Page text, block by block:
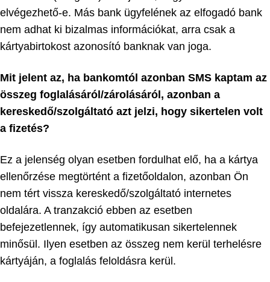
elvégezhető-e. Más bank ügyfelének az elfogadó bank
nem adhat ki bizalmas információkat, arra csak a
kártyabirtokost azonosító banknak van joga.
Mit jelent az, ha bankomtól azonban SMS kaptam az
összeg foglalásáról/zárolásáról, azonban a
kereskedő/szolgáltató azt jelzi, hogy sikertelen volt
a fizetés?
Ez a jelenség olyan esetben fordulhat elő, ha a kártya
ellenőrzése megtörtént a fizetőoldalon, azonban Ön
nem tért vissza kereskedő/szolgáltató internetes
oldalára. A tranzakció ebben az esetben
befejezetlennek, így automatikusan sikertelennek
minősül. Ilyen esetben az összeg nem kerül terhelésre
kártyáján, a foglalás feloldásra kerül.